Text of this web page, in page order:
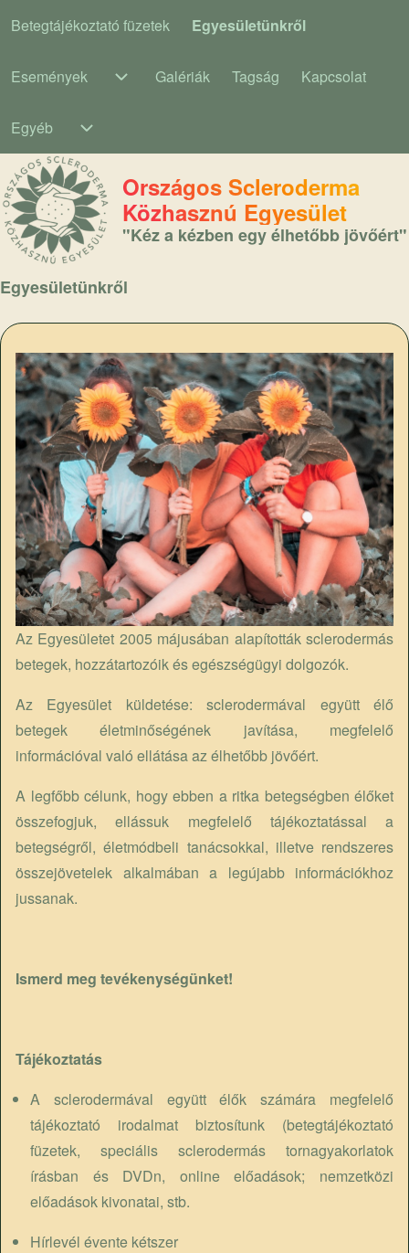
Main navigation
Betegtájékoztató füzetek Egyesületünkről
Események
Események sub-navigation
Galériák Tagság Kapcsolat
Egyéb
Országos Scleroderma
Közhasznú Egyesület
"Kéz a kézben egy élhetőbb jövőért"
Egyesületünkről
Az Egyesületet 2005 májusában alapították sclerodermás
betegek, hozzátartozóik és egészségügyi dolgozók.
Az Egyesület küldetése: sclerodermával együtt élő
betegek életminőségének javítása, megfelelő
információval való ellátása az élhetőbb jövőért.
A legfőbb célunk, hogy ebben a ritka betegségben élőket
összefogjuk, ellássuk megfelelő tájékoztatással a
betegségről, életmódbeli tanácsokkal, illetve rendszeres
összejövetelek alkalmában a legújabb információkhoz
jussanak.
Ismerd meg tevékenységünket!
Tájékoztatás
A sclerodermával együtt élők számára megfelelő
tájékoztató irodalmat biztosítunk (betegtájékoztató
füzetek, speciális sclerodermás tornagyakorlatok
írásban és DVDn, online előadások; nemzetközi
előadások kivonatai, stb.
Hírlevél évente kétszer